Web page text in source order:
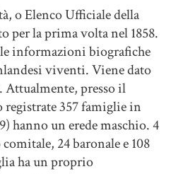
o Elenco Ufficiale della
per la prima volta nel 1858.
informazioni biografiche
viventi. Viene dato
Attualmente, presso il
357 famiglie in
hanno un erede maschio. 4
24 baronale e 108
ha un proprio